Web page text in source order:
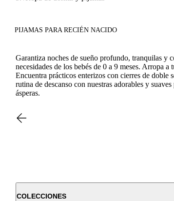
PIJAMAS PARA RECIÉN NACIDO
Garantiza noches de sueño profundo, tranquilas y
necesidades de los bebés de 0 a 9 meses. Arropa
Encuentra prácticos enterizos con cierres de doble
rutina de descanso con nuestras adorables y
ásperas.
COLECCIONES